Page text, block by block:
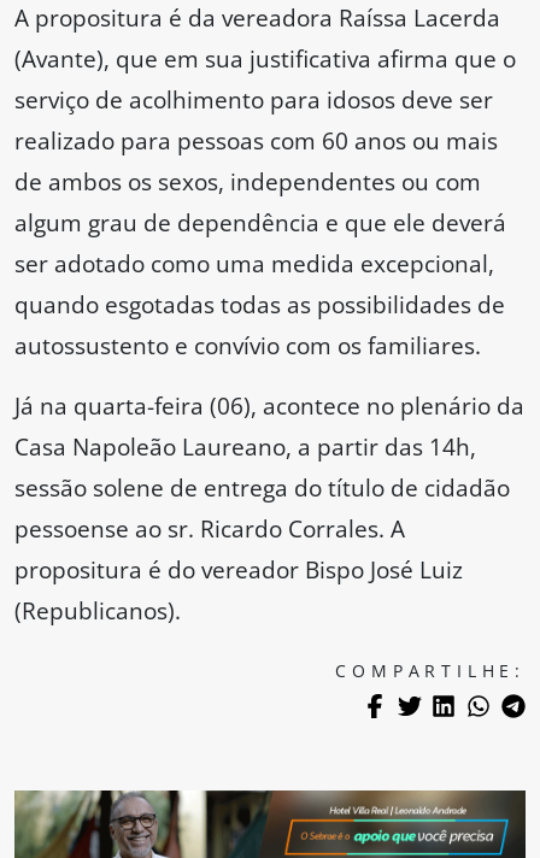
A propositura é da vereadora Raíssa Lacerda
(Avante), que em sua justificativa afirma que o
serviço de acolhimento para idosos deve ser
realizado para pessoas com 60 anos ou mais
de ambos os sexos, independentes ou com
algum grau de dependência e que ele deverá
ser adotado como uma medida excepcional,
quando esgotadas todas as possibilidades de
autossustento e convívio com os familiares.
Já na quarta-feira (06), acontece no plenário da
Casa Napoleão Laureano, a partir das 14h,
sessão solene de entrega do título de cidadão
pessoense ao sr. Ricardo Corrales. A
propositura é do vereador Bispo José Luiz
(Republicanos).
COMPARTILHE: